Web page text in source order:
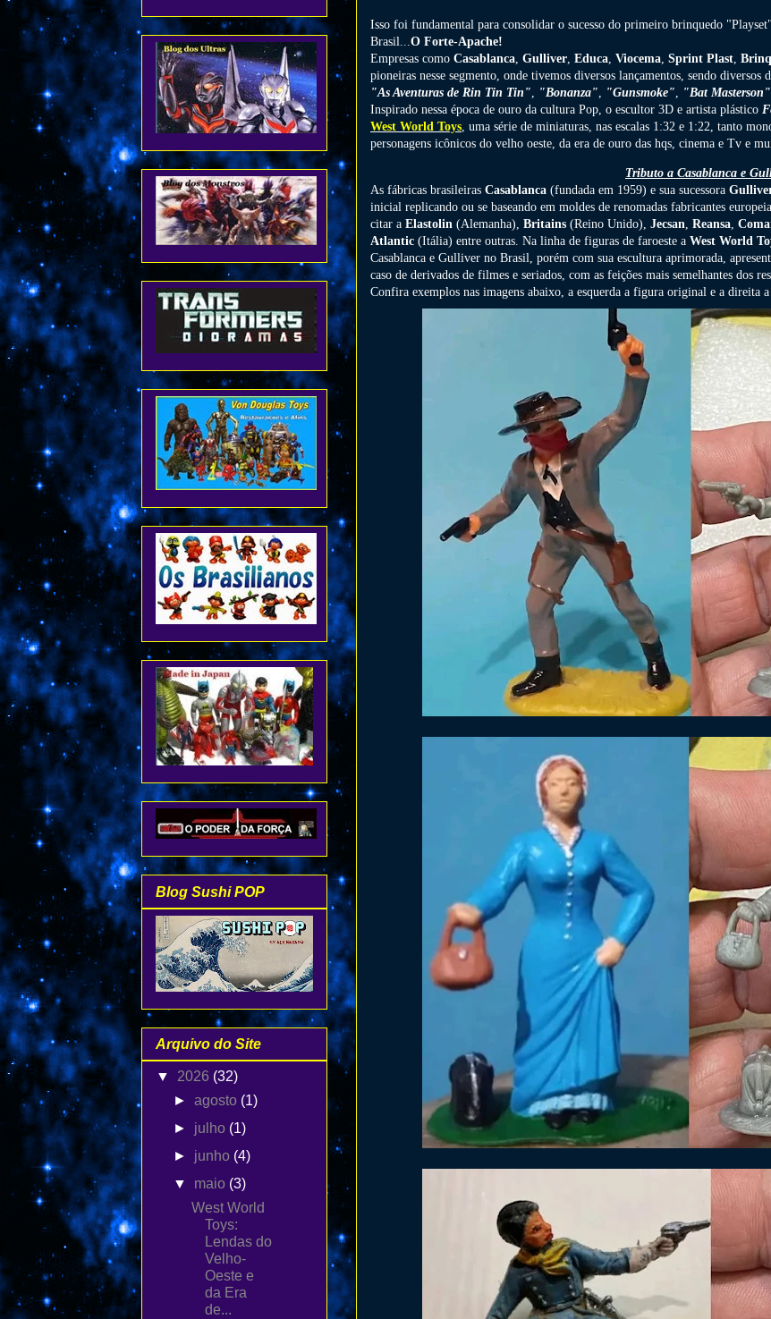
Isso foi fundamental para consolidar o sucesso do primeiro brinquedo
Brasil... O Forte-Apache!
Empresas como Casablanca Gulliver Educa Viocema Sprint Plast
pioneiras nesse segmento, onde tivemos diversos lançamentos, sendo diversos
"As Aventuras de Rin Tin Tin"
"Bonanza" "Gunsmoke" "Bat Masterson"
Inspirado nessa época de ouro da cultura Pop, o escultor 3D e artista plástico
West World Toys , uma série de miniaturas, nas escalas 1:32 e 1:22, tanto
personagens icônicos do velho oeste, da era de ouro das hqs, cinema e Tv e
Tributo a Casablanca e
As fábricas brasileiras Casablanca (fundada em 1959) e sua sucessora
inicial replicando ou se baseando em moldes de renomadas fabricantes
citar a Elastolin (Alemanha), Britains (Reino Unido), Jecsan Reansa
Atlantic (Itália) entre outras. Na linha de figuras de faroeste a West World
Casablanca e Gulliver no Brasil, porém com sua escultura aprimorada,
caso de derivados de filmes e seriados, com as feições mais semelhantes dos
Confira exemplos nas imagens abaixo, a esquerda a figura original e a direita
Blog Sushi POP
Arquivo do Site
▼ 2026 (32)
►agosto (1)
► julho (1)
► junho (4)
▼ maio (3)
West World
Toys:
Lendas do
Velho-
Oeste e
da Era
de...